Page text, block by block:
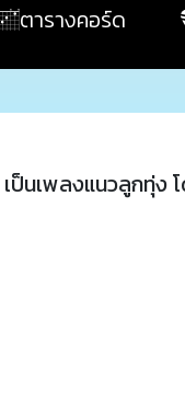
ตารางคอร์ด
เป็นเพลงแนวลูกทุ่ง